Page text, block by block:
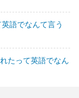
語でなんて言う
たって英語でなん